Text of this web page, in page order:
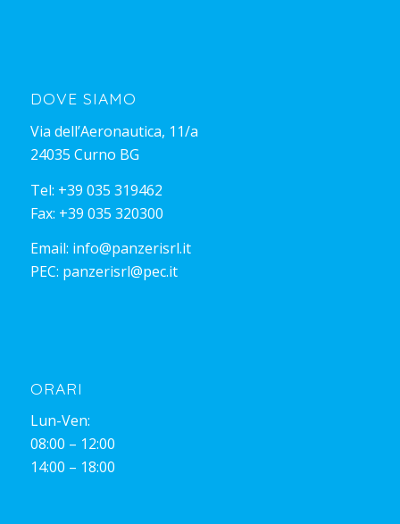
DOVE SIAMO
Via dell’Aeronautica, 11/a
24035 Curno BG
Tel: +39 035 319462
Fax: +39 035 320300
Email: info@panzerisrl.it
PEC: panzerisrl@pec.it
ORARI
Lun-Ven:
08:00 – 12:00
14:00 – 18:00